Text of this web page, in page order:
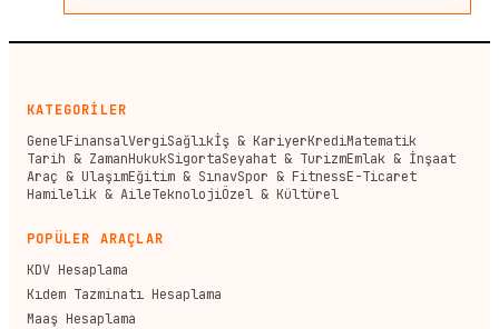
KATEGORİLER
GenelFinansalVergiSağlıkİş & KariyerKrediMatematik
Tarih & ZamanHukukSigortaSeyahat & TurizmEmlak & İnşaat
Araç & UlaşımEğitim & SınavSpor & FitnessE-Ticaret
Hamilelik & AileTeknolojiÖzel & Kültürel
POPÜLER ARAÇLAR
KDV Hesaplama
Kıdem Tazminatı Hesaplama
Maaş Hesaplama